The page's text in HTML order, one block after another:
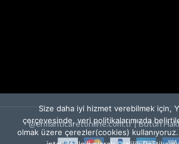
@ermanticaretonline.com.tr | Bütün
Size daha iyi hizmet verebilmek için,
çerçevesinde, veri politikalarımızda
olmak üzere çerezler(cookies)